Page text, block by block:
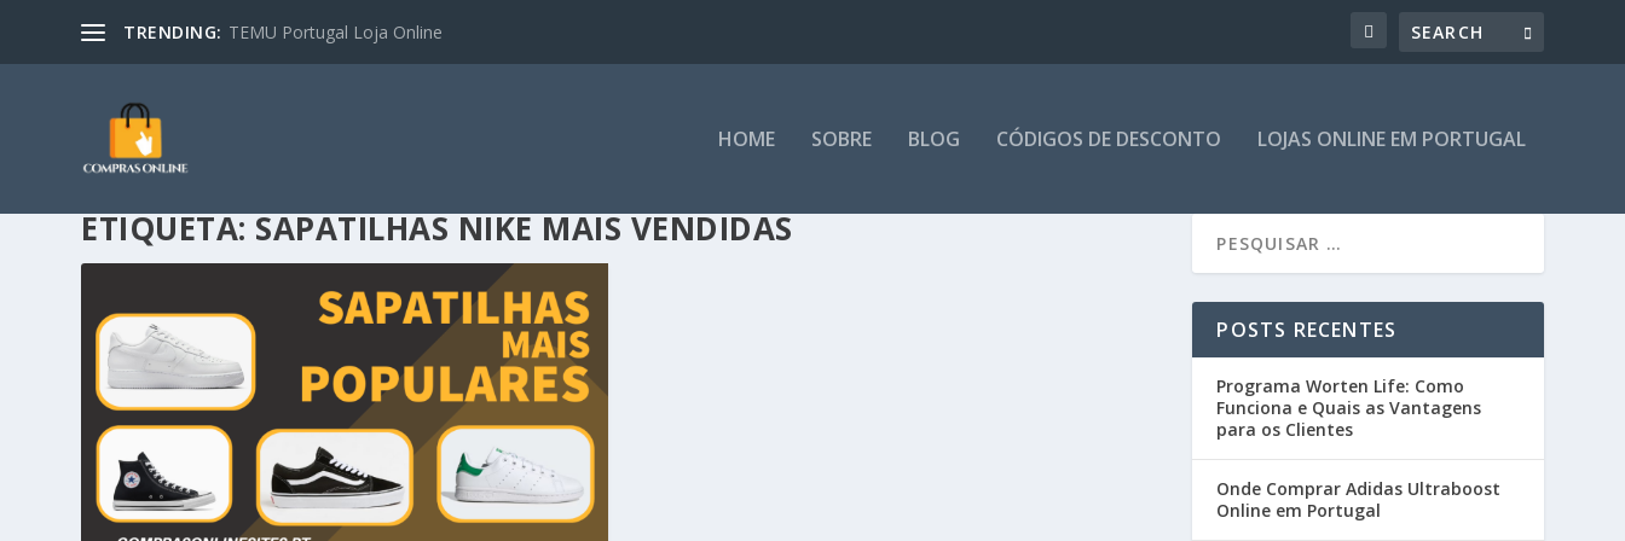
TRENDING: TEMU Portugal Loja Online
HOME SOBRE BLOG CÓDIGOS DE DESCONTO LOJAS ONLINE EM PORTUGAL
ETIQUETA:SAPATILHAS NIKE MAIS VENDIDAS
POSTS RECENTES
Programa Worten Life: Como
Funciona e Quais as Vantagens
para os Clientes
Onde Comprar Adidas Ultraboost
Online em Portugal